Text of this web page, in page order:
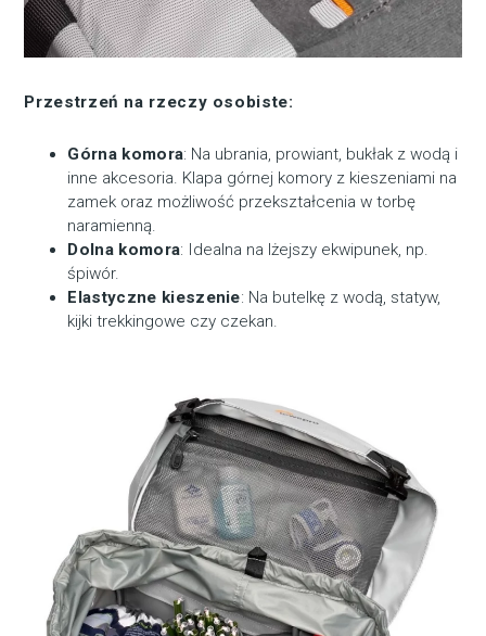
Przestrzeń na rzeczy osobiste:
Górna komora: Na ubrania, prowiant, bukłak z wodą i
inne akcesoria. Klapa górnej komory z kieszeniami na
zamek oraz możliwość przekształcenia w torbę
naramienną.
Dolna komora: Idealna na lżejszy ekwipunek, np.
śpiwór.
Elastyczne kieszenie: Na butelkę z wodą, statyw,
kijki trekkingowe czy czekan.